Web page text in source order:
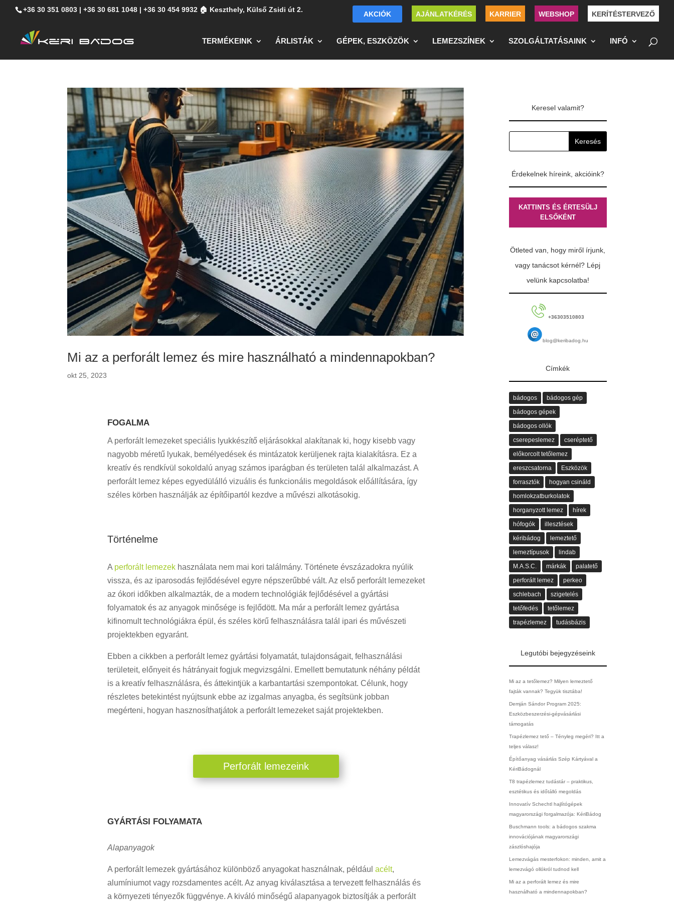
+36 30 351 0803 | +36 30 681 1048 | +36 30 454 9932 🏠 Keszthely, Külső Zsidi út 2.
AKCIÓK AJÁNLATKÉRÉS KARRIER WEBSHOP KERÍTÉSTERVEZŐ
TERMÉKEINK ÁRLISTÁK GÉPEK, ESZKÖZÖK LEMEZSZÍNEK SZOLGÁLTATÁSAINK INFÓ
Mi az a perforált lemez és mire használható a mindennapokban?
okt 25, 2023
FOGALMA
A perforált lemezeket speciális lyukkészítő eljárásokkal alakítanak ki, hogy kisebb vagy
nagyobb méretű lyukak, bemélyedések és mintázatok kerüljenek rajta kialakításra. Ez a
kreatív és rendkívül sokoldalú anyag számos iparágban és területen talál alkalmazást. A
perforált lemez képes egyedülálló vizuális és funkcionális megoldások előállítására, így
széles körben használják az építőipartól kezdve a művészi alkotásokig.
Történelme
A perforált lemezekhasználata nem mai kori találmány. Története évszázadokra nyúlik
vissza, és az iparosodás fejlődésével egyre népszerűbbé vált. Az első perforált lemezeket
az ókori időkben alkalmazták, de a modern technológiák fejlődésével a gyártási
folyamatok és az anyagok minősége is fejlődött. Ma már a perforált lemez gyártása
kifinomult technológiákra épül, és széles körű felhasználásra talál ipari és művészeti
projektekben egyaránt.
Ebben a cikkben a perforált lemez gyártási folyamatát, tulajdonságait, felhasználási
területeit, előnyeit és hátrányait fogjuk megvizsgálni. Emellett bemutatunk néhány példát
is a kreatív felhasználásra, és áttekintjük a karbantartási szempontokat. Célunk, hogy
részletes betekintést nyújtsunk ebbe az izgalmas anyagba, és segítsünk jobban
megérteni, hogyan hasznosíthatjátok a perforált lemezeket saját projektekben.
Perforált lemezeink
GYÁRTÁSI FOLYAMATA
Alapanyagok
A perforált lemezek gyártásához különböző anyagokat használnak, például acélt,
alumíniumot vagy rozsdamentes acélt. Az anyag kiválasztása a tervezett felhasználás és
a környezeti tényezők függvénye. A kiváló minőségű alapanyagok biztosítják a perforált
Keresel valamit?
Érdekelnek híreink, akcióink?
KATTINTS ÉS ÉRTESÜLJ
ELSŐKÉNT
Ötleted van, hogy miről írjunk,
vagy tanácsot kérnél? Lépj
velünk kapcsolatba!
+36303510803
blog@keribadog.hu
Címkék
bádogos
bádogos gép
bádogos gépek
bádogos ollók
cserepeslemez
cseréptető
előkorcolt tetőlemez
ereszcsatorna
Eszközök
forrasztók
hogyan csináld
homlokzatburkolatok
horganyzott lemez
hírek
hófogók
illesztések
kéribádog
lemeztető
lemeztípusok
lindab
M.A.S.C.
márkák
palatető
perforált lemez
perkeo
schlebach
szigetelés
tetőfedés
tetőlemez
trapézlemez
tudásbázis
Legutóbi bejegyzéseink
Mi az a tetőlemez? Milyen lemeztető
fajták vannak? Tegyük tisztába!
Demján Sándor Program 2025:
Eszközbeszerzési-gépvásárlási
támogatás
Trapézlemez tető – Tényleg megéri? Itt a
teljes válasz!
Építőanyag vásárlás Szép Kártyával a
KériBádognál
T8 trapézlemez tudástár – praktikus,
esztétikus és időtálló megoldás
Innovatív Schechtl hajlítógépek
magyarországi forgalmazója: KériBádog
Buschmann tools: a bádogos szakma
innovációjának magyarországi
zászlóshajója
Lemezvágás mesterfokon: minden, amit a
lemezvágó ollókról tudnod kell
Mi az a perforált lemez és mire
használható a mindennapokban?